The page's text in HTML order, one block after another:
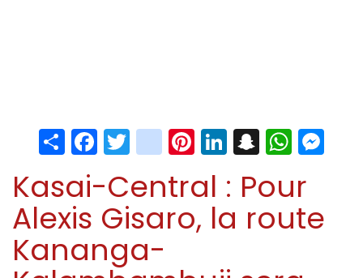
ShareFacebook
Twitter
instagram
Pinterest
LinkedIn
Snapchat
Kasai-Central : Pour
Alexis Gisaro, la route
Kananga-